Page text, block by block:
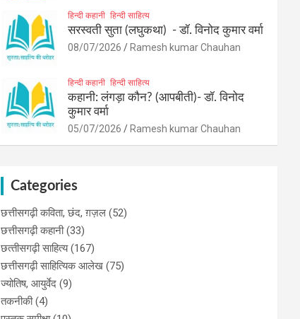
हिन्दी कहानी हिन्दी साहित्य
सरस्वती सुता (लघुकथा) ​- डॉ. विनोद कुमार वर्मा
08/07/2026 Ramesh kumar Chauhan
हिन्दी कहानी हिन्दी साहित्य
कहानी: लंगड़ा कौन? (आपबीती)​- डॉ. विनोद
कुमार वर्मा
05/07/2026 Ramesh kumar Chauhan
Categories
छत्तीसगढ़ी कविता, छंद, ग़ज़ल (52)
छत्तीसगढ़ी कहानी(33)
छत्‍तीसगढ़ी साहित्‍य(167)
छत्तीसगढ़ी साहित्यिक आलेख (75)
ज्योतिष, आयुर्वेद (9)
तकनीकी(4)